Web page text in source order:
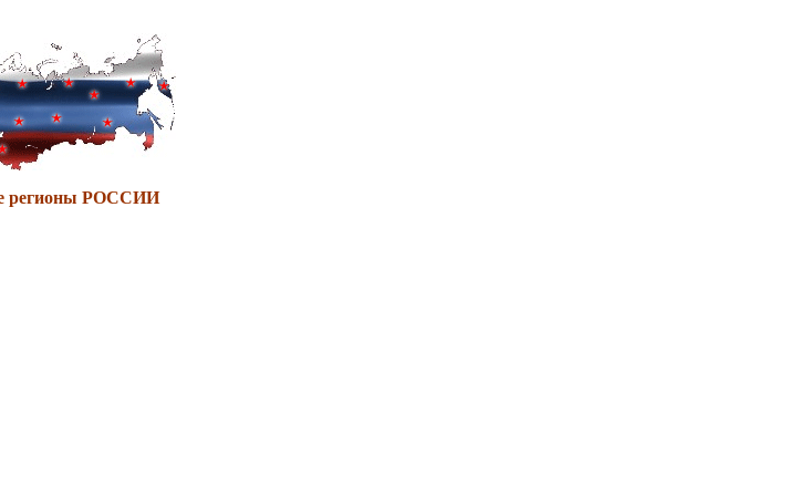
регионы РОССИИ